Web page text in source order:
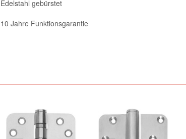
Edelstahl gebürstet
10 Jahre Funktionsgarantie